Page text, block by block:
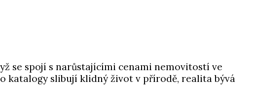
se spojí s narůstajícími cenami nemovitostí ve
katalogy slibují klidný život v přírodě, realita bývá